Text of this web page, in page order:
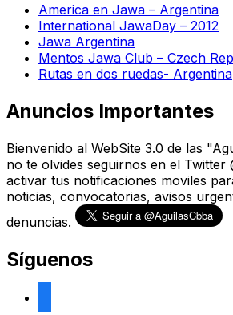
America en Jawa – Argentina
International JawaDay – 2012
Jawa Argentina
Mentos Jawa Club – Czech
Rutas en dos ruedas- Argentina
Anuncios Importantes
Bienvenido al WebSite 3.0 de las
no te olvides seguirnos en el Twitter
activar tus notificaciones moviles
noticias, convocatorias, avisos
denuncias.
Síguenos